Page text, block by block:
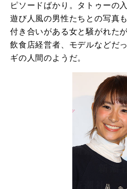
ピソードばかり。タトゥーの
遊び人風の男性たちとの写真
付き合いがある女と騒がれた
飲食店経営者、モデルなどだ
ギの人間のようだ。